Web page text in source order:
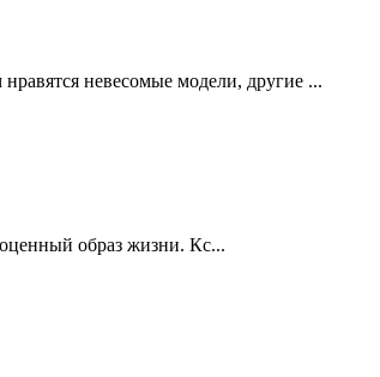
невесомые модели, другие ...
образ жизни. Кс...